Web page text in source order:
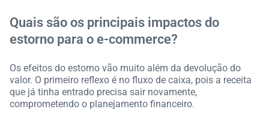
Quais são os principais impactos do
estorno para o e-commerce?
Os efeitos do estorno vão muito além da devolução do
valor. O primeiro reflexo é no fluxo de caixa, pois a receita
que já tinha entrado precisa sair novamente,
comprometendo o planejamento financeiro.